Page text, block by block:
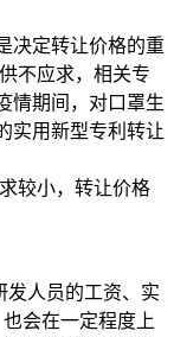
决定转让价格的重
不应求，相关专
情期间，对口罩生
实用新型专利转让
较小，转让价格
发人员的工资、实
会在一定程度上